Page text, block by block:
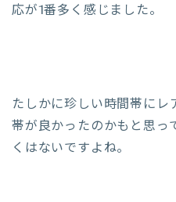
応が1番多く感じました。
たしかに珍しい時間帯にレ
帯が良かったのかもと思っ
くはないですよね。